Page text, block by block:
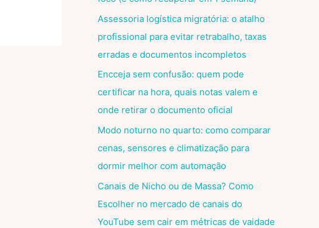
Assessoria logística migratória: o atalho
profissional para evitar retrabalho, taxas
erradas e documentos incompletos
Encceja sem confusão: quem pode
certificar na hora, quais notas valem e
onde retirar o documento oficial
Modo noturno no quarto: como comparar
cenas, sensores e climatização para
dormir melhor com automação
Canais de Nicho ou de Massa? Como
Escolher no mercado de canais do
YouTube sem cair em métricas de vaidade